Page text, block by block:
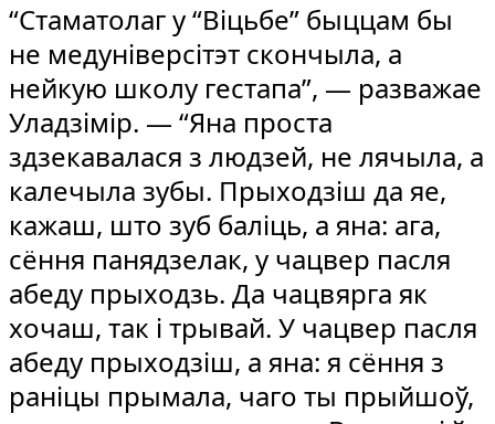
“Стаматолаг у “Віцьбе” быццам бы
не медуніверсітэт скончыла, а
нейкую школу гестапа”, — разважае
Уладзімір. — “Яна проста
здзекавалася з людзей, не лячыла, а
калечыла зубы. Прыходзіш да яе,
кажаш, што зуб баліць, а яна: ага,
сёння панядзелак, у чацвер пасля
абеду прыходзь. Да чацвярга як
хочаш, так і трывай. У чацвер пасля
абеду прыходзіш, а яна: я сёння з
раніцы прымала, чаго ты прыйшоў,